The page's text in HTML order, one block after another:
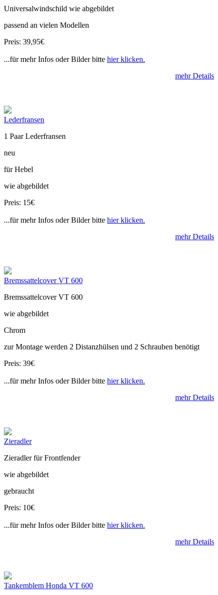
Universalwindschild wie abgebildet
passend an vielen Modellen
Preis: 39,95€
...für mehr Infos oder Bilder bitte hier klicken.
mehr Details
Lederfransen
1 Paar Lederfransen
neu
für Hebel
wie abgebildet
Preis: 15€
...für mehr Infos oder Bilder bitte hier klicken.
mehr Details
Bremssattelcover VT 600
Bremssattelcover VT 600
wie abgebildet
Chrom
zur Montage werden 2 Distanzhülsen und 2 Schrauben benötigt
Preis: 39€
...für mehr Infos oder Bilder bitte hier klicken.
mehr Details
Zieradler
Zieradler für Frontfender
wie abgebildet
gebraucht
Preis: 10€
...für mehr Infos oder Bilder bitte hier klicken.
mehr Details
Tankemblem Honda VT 600